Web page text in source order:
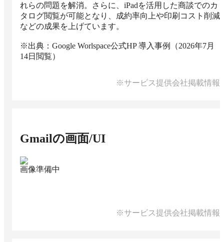
れらの問題を解消。さらに、iPadを活用した商談でのカ
タログ閲覧が可能となり、成約率向上や印刷コスト削減
などの成果を上げています。
※出典：Google Worlspace公式HP 導入事例（2026年7月
14日閲覧）
※サービス提供会社掲載情報
Gmailの画面/UI
画像準備中
※サービス提供会社掲載情報